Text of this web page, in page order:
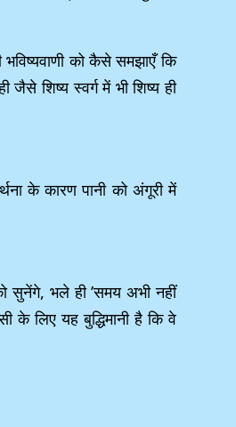
को कैसे समझाएँ कि
शिष्य स्वर्ग में भी शिष्य ही
के कारण पानी को अंगूरी में
सुनेंगे, भले ही ’समय अभी नहीं
के लिए यह बुद्धिमानी है कि वे